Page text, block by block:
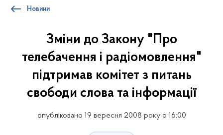
Новини
Зміни до Закону "Про
телебачення і радіомовлення"
підтримав комітет з питань
свободи слова та інформації
опубліковано 19 вересня 2008 року о 16:00